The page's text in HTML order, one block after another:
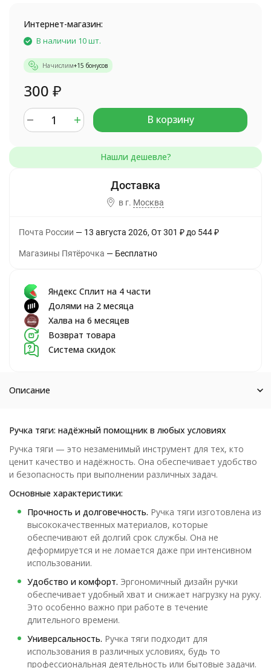
Интернет-магазин:
В наличии 10 шт.
Начислим+15 бонусов
300 ₽
В корзину
в г. Москва
Почта России 13 августа 2026 От 301 ₽ до 544₽
Магазины Пятёрочка Бесплатно
Яндекс Сплит на 4 части
Долями на 2 месяца
Халва на 6 месяцев
Возврат товара
Система скидок
Описание
Ручка тяги: надёжный помощник в любых условиях
Ручка тяги — это незаменимый инструмент для тех, кто
ценит качество и надёжность. Она обеспечивает удобство
и безопасность при выполнении различных задач.
Основные характеристики:
Прочность и долговечность. Ручка тяги изготовлена из
высококачественных материалов, которые
обеспечивают ей долгий срок службы. Она не
деформируется и не ломается даже при интенсивном
использовании.
Удобство и комфорт. Эргономичный дизайн ручки
обеспечивает удобный хват и снижает нагрузку на руку.
Это особенно важно при работе в течение
длительного времени.
Универсальность. Ручка тяги подходит для
использования в различных условиях, будь то
профессиональная деятельность или бытовые задачи.